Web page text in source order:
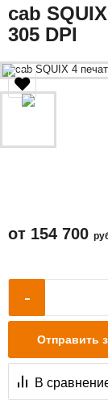
cab
305 DPI
от 154 700
-
Отправить
В